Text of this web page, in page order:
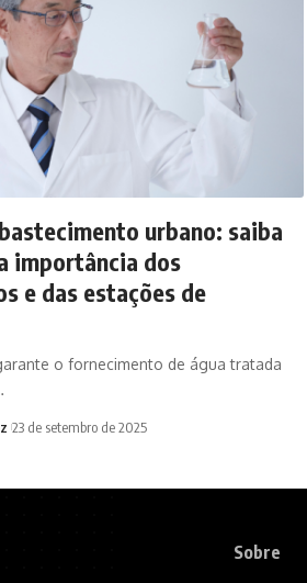
urbano: saiba
importância dos
e das estações de
o fornecimento de água tratada
23 de setembro de 2025
Sobre